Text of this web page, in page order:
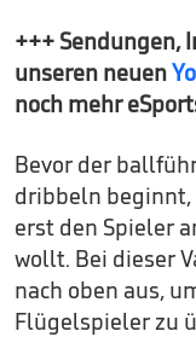
+++ Sendungen,
unseren neuen
noch mehr
Bevor der
dribbeln
erst den Spieler
wollt. Bei dieser
nach oben aus,
Flügelspieler zu